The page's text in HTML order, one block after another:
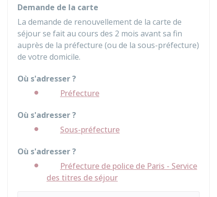
Demande de la carte
La demande de renouvellement de la carte de
séjour se fait au cours des 2 mois avant sa fin
auprès de la préfecture (ou de la sous-préfecture)
de votre domicile.
Où s'adresser ?
Préfecture
Où s'adresser ?
Sous-préfecture
Où s'adresser ?
Préfecture de police de Paris - Service
des titres de séjour